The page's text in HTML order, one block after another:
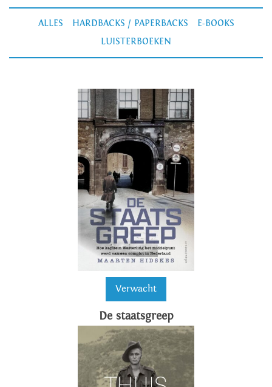
ALLES HARDBACKS / PAPERBACKS
E-BOOKS
LUISTERBOEKEN
Verwacht
De staatsgreep